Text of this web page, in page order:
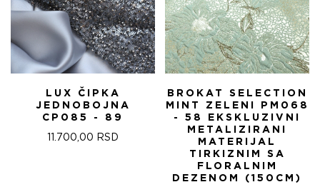
LUX ČIPKA
JEDNOBOJNA
CP085 - 89
11.700,00 RSD
BROKAT SELECTION
MINT ZELENI PM068
- 58 EKSKLUZIVNI
METALIZIRANI
MATERIJAL
TIRKIZNIM SA
FLORALNIM
DEZENOM (150CM)